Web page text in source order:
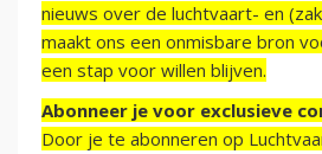
nieuws over de luchtvaart- en
maakt ons een onmisbare bron
een stap voor willen blijven.
Abonneer je voor exclusieve
Door je te abonneren op